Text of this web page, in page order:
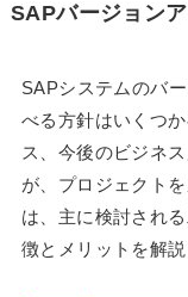
SAPバージョン
SAPシステムのバ
べる方針はいくつ
ス、今後のビジネ
が、プロジェクト
は、主に検討され
徴とメリットを解説